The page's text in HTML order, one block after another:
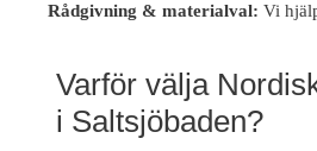
Rådgivning & materialval: Vi
Varför välja
i Saltsjöbaden?